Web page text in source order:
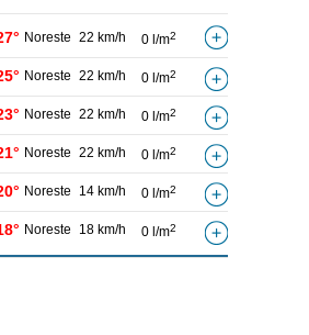
Noreste 22 km/h 0 l/m2
Noreste 22 km/h 0 l/m2
Noreste 22 km/h 0 l/m2
Noreste 22 km/h 0 l/m2
Noreste 14 km/h 0 l/m2
Noreste 18 km/h 0 l/m2